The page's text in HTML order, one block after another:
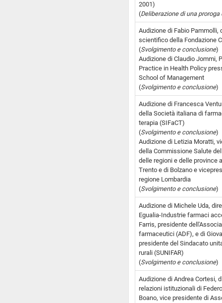
2001)
(Deliberazione di una proroga
Audizione di Fabio Pammolli,
scientifico della Fondazione
(Svolgimento e conclusione)
Audizione di Claudio Jommi,
Practice in Health Policy
School of Management
(Svolgimento e conclusione)
Audizione di Francesca
della Società italiana di
terapia (SIFaCT)
(Svolgimento e conclusione)
Audizione di Letizia Moratti,
della Commissione Salute
delle regioni e delle province
Trento e di Bolzano e
regione Lombardia
(Svolgimento e conclusione)
Audizione di Michele Uda,
Egualia-Industrie farmaci
Farris, presidente
farmaceutici (ADF), e di
presidente del Sindacato
rurali (SUNIFAR)
(Svolgimento e conclusione)
Audizione di Andrea Cortesi,
relazioni istituzionali di
Boano, vice presidente di